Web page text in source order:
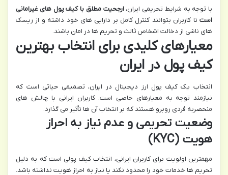
با توجه به شرایط تحریمی ایران،ارجحیت مطلق با کیف پول های غیرامانی
است تا کاربران بتوانند کنترل کامل بر دارایی های خود داشته و از ریسک
های ناشی از دخالت اشخاص ثالث و تحریم ها در امان باشند.
معیارهای کلیدی برای انتخاب بهترین
کیف پول در ایران
انتخاب یک کیف پول ارز دیجیتال در ایران، تصمیمی حیاتی است که
نیازمند توجه به معیارهای خاصی است. کاربران ایرانی با چالش های
منحصربه فردی روبرو هستند که بر انتخاب آن ها تأثیر می گذارد.
وضعیت تحریمی و عدم نیاز به احراز
هویت (KYC)
مهمترین اولویت برای کاربران ایرانی، انتخاب کیف پولی است که به دلیل
تحریم ها خدمات خود را محدود نکند یا نیاز به احراز هویت نداشته باشد.